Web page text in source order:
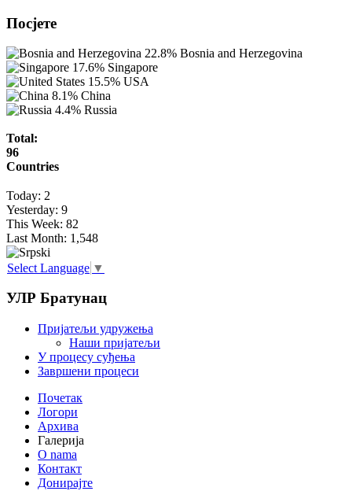
Посјете
22.8% Bosnia and Herzegovina
17.6% Singapore
15.5% USA
8.1% China
4.4% Russia
Total:
96
Countries
Today: 2
Yesterday: 9
This Week: 82
Last Month: 1,548
Select Language ▼
УЛР Братунац
Пријатељи удружења
Наши пријатељи
У процесу суђења
Завршени процеси
Почетак
Логори
Архива
Галерија
O nama
Контакт
Донирајте